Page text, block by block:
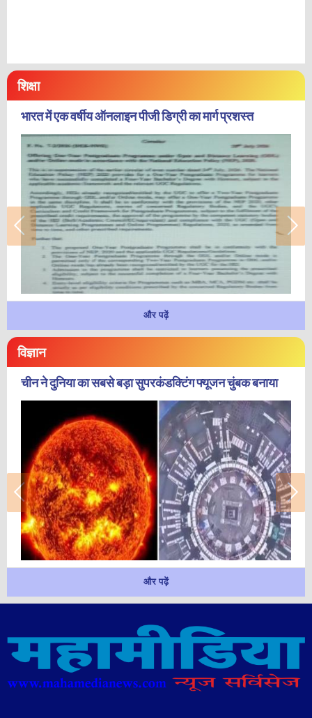
शिक्षा
भारत में एक वर्षीय ऑनलाइन पीजी डिग्री का मार्ग प्रशस्त
और पढ़ें
विज्ञान
चीन ने दुनिया का सबसे बड़ा सुपरकंडक्टिंग फ्यूजन चुंबक बनाया
और पढ़ें